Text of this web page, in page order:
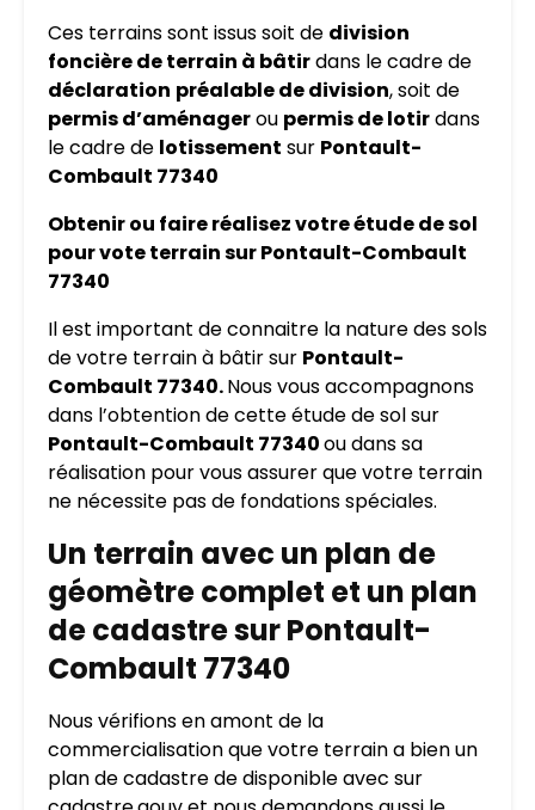
Ces terrains sont issus soit de division
foncière de terrain à bâtirdans le cadre de
déclaration préalable de division, soit de
permis d’aménagerou permis de lotirdans
le cadre de lotissement sur Pontault-
Combault 77340
Obtenir ou faire réalisez votre étude de sol
pour vote terrain sur Pontault-Combault
77340
Il est important de connaitre la nature des sols
de votre terrain à bâtir sur Pontault-
Combault 77340.Nous vous accompagnons
dans l’obtention de cette étude de sol sur
Pontault-Combault 77340ou dans sa
réalisation pour vous assurer que votre terrain
ne nécessite pas de fondations spéciales.
Un terrain avec un plan de
géomètre complet et un plan
de cadastre sur Pontault-
Combault 77340
Nous vérifions en amont de la
commercialisation que votre terrain a bien un
plan de cadastre de disponible avec sur